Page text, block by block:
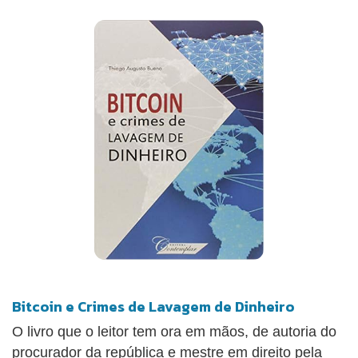
mais frequentes sobre Bitcoin.Se você quiser saber
mais sobre esse novo formato de dinheiro que
continua a ganhar interesse e adoção em todo o
mundo, então este livro é para você.
Bitcoin e Crimes de Lavagem de Dinheiro
O livro que o leitor tem ora em mãos, de autoria do
procurador da república e mestre em direito pela